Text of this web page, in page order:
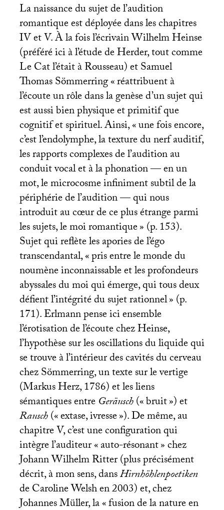
La naissance du sujet de l’audition
romantique est déployée dans les chapitres
IVet V. À la fois l’écrivain Wilhelm Heinse
(préféré ici à l’étude de Herder, tout comme
Le Cat l’était à Rousseau) et Samuel
Thomas Sömmerring «réattribuent à
l’écoute un rôle dans la genèse d’un sujet qui
est aussi bien physique et primitif que
cognitif et spirituel. Ainsi, «une fois encore,
c’est l’endolymphe, la texture du nerf auditif,
les rapports complexes de l’audition au
conduit vocal et à la phonation — en un
mot, le microcosme infiniment subtil de la
périphérie de l’audition — qui nous
introduit au cœur de ce plus étrange parmi
les sujets, le moi romantique» (p. 153).
Sujet qui reflète les apories de l’égo
transcendantal, «pris entre le monde du
noumène inconnaissable et les profondeurs
abyssales du moi qui émerge, qui tous deux
défient l’intégrité du sujet rationnel» (p.
171). Erlmann pense ici ensemble
l’érotisation de l’écoute chez Heinse,
l’hypothèse sur les oscillations du liquide qui
se trouve à l’intérieur des cavités du cerveau
chez Sömmerring, un texte sur le vertige
(Markus Herz, 1786) et les liens
sémantiques entreGeräusch(«bruit») et
Rausch(«extase, ivresse»). De même, au
chapitre V, c’est une configuration qui
intègre l’auditeur «auto-résonant» chez
Johann Wilhelm Ritter (plus précisément
décrit, à mon sens, dansHirnhöhlenpoetiken
de Caroline Welsh en 2003) et, chez
Johannes Müller, la «fusion de la nature en